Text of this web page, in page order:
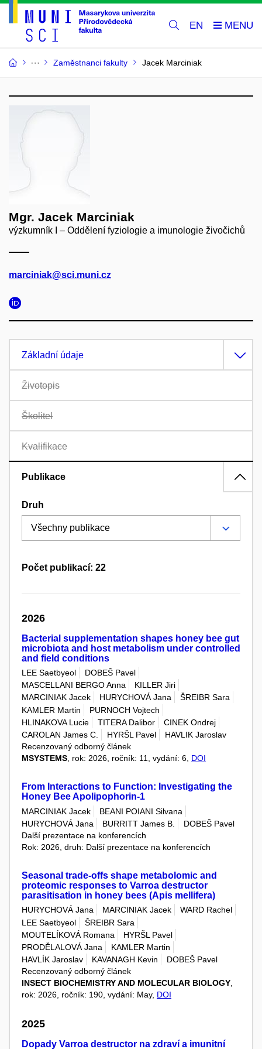
EN
Zaměstnanci fakulty Jacek Marciniak
Mgr. Jacek Marciniak
výzkumník I – Oddělení fyziologie a imunologie živočichů
marciniak@sci.muni.cz
Základní údaje
Životopis
Školitel
Kvalifikace
Publikace
Druh
Počet publikací: 22
2026
Bacterial supplementation shapes honey bee gut
microbiota and host metabolism under controlled
and field conditions
LEE Saetbyeol
DOBEŠ Pavel
MASCELLANI BERGO Anna
KILLER Jiri
MARCINIAK Jacek
HURYCHOVÁ Jana
ŠREIBR Sara
KAMLER Martin
PURNOCH Vojtech
HLINAKOVA Lucie
TITERA Dalibor
CINEK Ondrej
CAROLAN James C.
HYRŠL Pavel
HAVLIK Jaroslav
Recenzovaný odborný článek
MSYSTEMS, rok: 2026, ročník: 11, vydání: 6, DOI
From Interactions to Function: Investigating the
Honey Bee Apolipophorin-1
MARCINIAK Jacek
BEANI POIANI Silvana
HURYCHOVÁ Jana
BURRITT James B.
DOBEŠ Pavel
Další prezentace na konferencích
Rok: 2026, druh: Další prezentace na konferencích
Seasonal trade-offs shape metabolomic and
proteomic responses to Varroa destructor
parasitisation in honey bees (Apis mellifera)
HURYCHOVÁ Jana MARCINIAK Jacek
WARD Rachel
LEE Saetbyeol
ŠREIBR Sara
MOUTELÍKOVÁ Romana
HYRŠL Pavel
PRODĚLALOVÁ Jana
KAMLER Martin
HAVLÍK Jaroslav
KAVANAGH Kevin
DOBEŠ Pavel
Recenzovaný odborný článek
INSECT BIOCHEMISTRY AND MOLECULAR BIOLOGY,
rok: 2026, ročník: 190, vydání: May, DOI
2025
Dopady Varroa destructor na zdraví a imunitní